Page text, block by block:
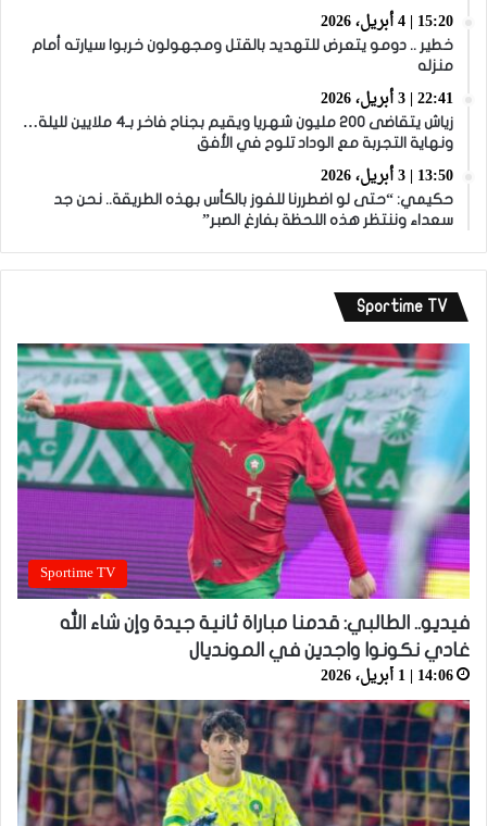
15:20 | 4 أبريل، 2026
خطير .. دومو يتعرض للتهديد بالقتل ومجهولون خربوا سيارته أمام
منزله
22:41 | 3 أبريل، 2026
زياش يتقاضى 200 مليون شهريا ويقيم بجناح فاخر بـ4 ملايين لليلة…
ونهاية التجربة مع الوداد تلوح في الأفق
13:50 | 3 أبريل، 2026
حكيمي: “حتى لو اضطررنا للفوز بالكأس بهذه الطريقة.. نحن جد
سعداء وننتظر هذه اللحظة بفارغ الصبر”
Sportime TV
Sportime TV
فيديو.. الطالبي: قدمنا مباراة ثانية جيدة وإن شاء الله
غادي نكونوا واجدين في المونديال
14:06 | 1 أبريل، 2026